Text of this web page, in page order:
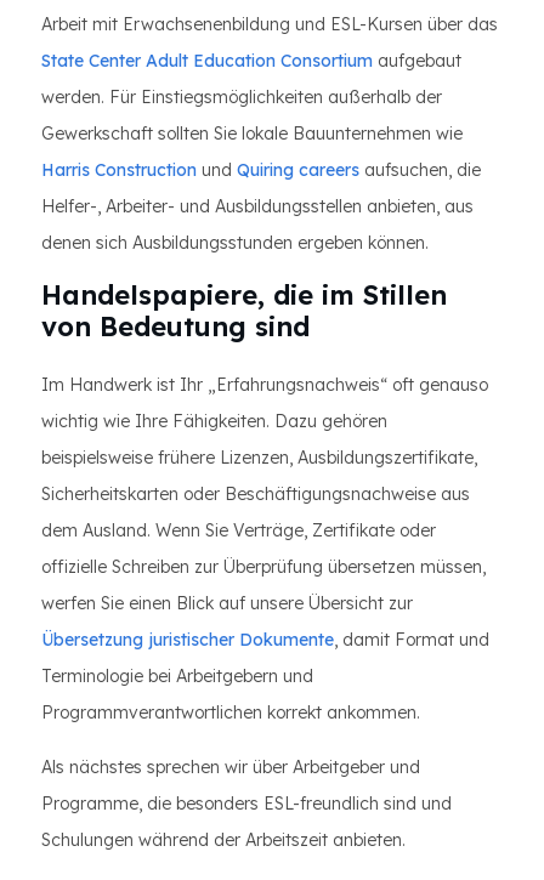
Arbeit mit Erwachsenenbildung und ESL-Kursen über das
State Center Adult Education Consortium aufgebaut
werden. Für Einstiegsmöglichkeiten außerhalb der
Gewerkschaft sollten Sie lokale Bauunternehmen wie
Harris Construction und Quiring careers aufsuchen, die
Helfer-, Arbeiter- und Ausbildungsstellen anbieten, aus
denen sich Ausbildungsstunden ergeben können.
Handelspapiere, die im Stillen
von Bedeutung sind
Im Handwerk ist Ihr „Erfahrungsnachweis“ oft genauso
wichtig wie Ihre Fähigkeiten. Dazu gehören
beispielsweise frühere Lizenzen, Ausbildungszertifikate,
Sicherheitskarten oder Beschäftigungsnachweise aus
dem Ausland. Wenn Sie Verträge, Zertifikate oder
offizielle Schreiben zur Überprüfung übersetzen müssen,
werfen Sie einen Blick auf unsere Übersicht zur
Übersetzung juristischer Dokumente, damit Format und
Terminologie bei Arbeitgebern und
Programmverantwortlichen korrekt ankommen.
Als nächstes sprechen wir über Arbeitgeber und
Programme, die besonders ESL-freundlich sind und
Schulungen während der Arbeitszeit anbieten.